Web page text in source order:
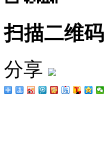
扫描二维码
分享